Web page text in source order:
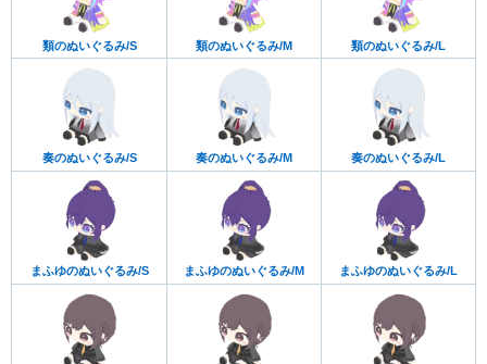
類のぬいぐるみ/S 類のぬいぐるみ/M 類のぬいぐるみ/L
奏のぬいぐるみ/S 奏のぬいぐるみ/M 奏のぬいぐるみ/L
まふゆのぬいぐるみ/S まふゆのぬいぐるみ/M まふゆのぬいぐるみ/L